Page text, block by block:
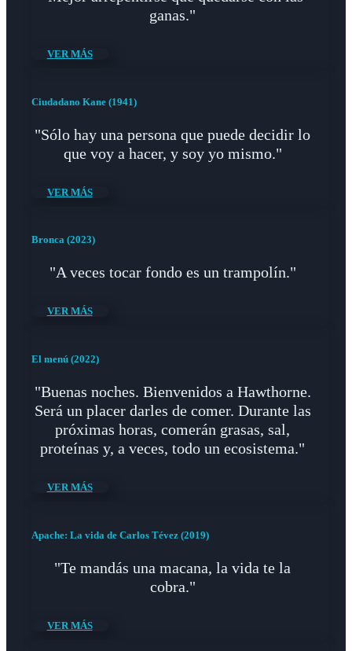
ganas."
VER MÁS
Ciudadano Kane (1941)
"Sólo hay una persona que puede decidir lo
que voy a hacer, y soy yo mismo."
VER MÁS
Bronca (2023)
"A veces tocar fondo es un trampolín."
VER MÁS
El menú (2022)
"Buenas noches. Bienvenidos a Hawthorne.
Será un placer darles de comer. Durante las
próximas horas, comerán grasas, sal,
proteínas y, a veces, todo un ecosistema."
VER MÁS
Apache: La vida de Carlos Tévez (2019)
"Te mandás una macana, la vida te la
cobra."
VER MÁS